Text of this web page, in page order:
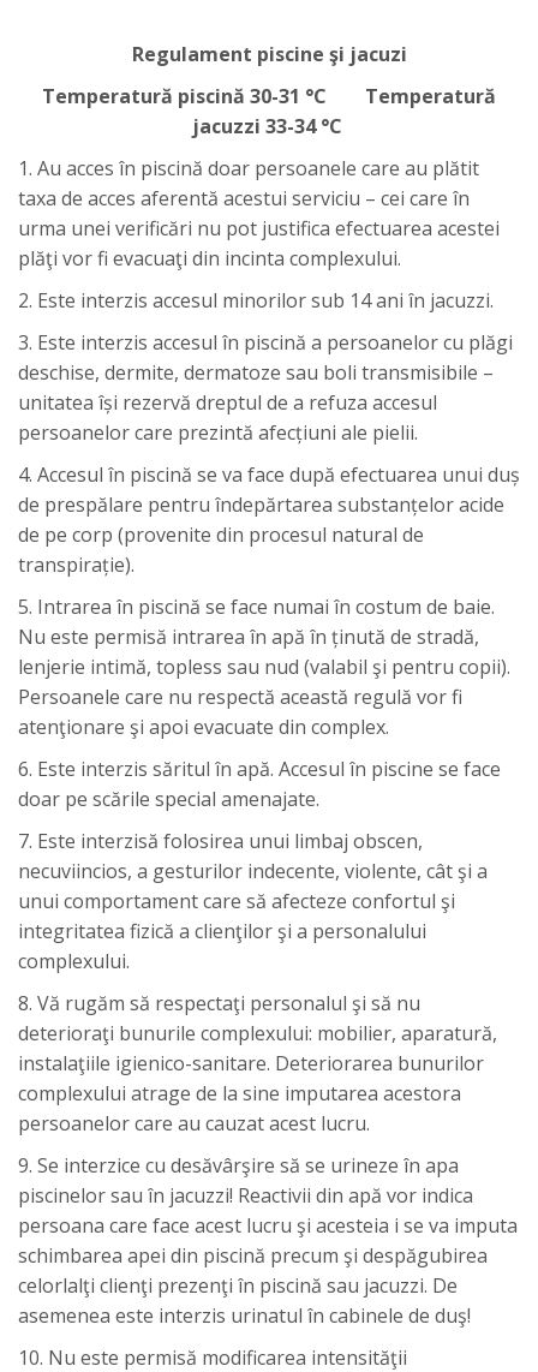
Regulament piscine şi jacuzi
Temperatură piscină 30-31 °C Temperatură
jacuzzi 33-34 °C
1. Au acces în piscină doar persoanele care au plătit
taxa de acces aferentă acestui serviciu – cei care în
urma unei verificări nu pot justifica efectuarea acestei
plăţi vor fi evacuaţi din incinta complexului.
2. Este interzis accesul minorilor sub 14 ani în jacuzzi.
3. Este interzis accesul în piscină a persoanelor cu plăgi
deschise, dermite, dermatoze sau boli transmisibile –
unitatea își rezervă dreptul de a refuza accesul
persoanelor care prezintă afecțiuni ale pielii.
4. Accesul în piscină se va face după efectuarea unui duș
de prespălare pentru îndepărtarea substanțelor acide
de pe corp (provenite din procesul natural de
transpirație).
5. Intrarea în piscină se face numai în costum de baie.
Nu este permisă intrarea în apă în ținută de stradă,
lenjerie intimă, topless sau nud (valabil şi pentru copii).
Persoanele care nu respectă această regulă vor fi
atenţionare şi apoi evacuate din complex.
6. Este interzis săritul în apă. Accesul în piscine se face
doar pe scările special amenajate.
7. Este interzisă folosirea unui limbaj obscen,
necuviincios, a gesturilor indecente, violente, cât şi a
unui comportament care să afecteze confortul şi
integritatea fizică a clienţilor şi a personalului
complexului.
8. Vă rugăm să respectaţi personalul şi să nu
deterioraţi bunurile complexului: mobilier, aparatură,
instalaţiile igienico-sanitare. Deteriorarea bunurilor
complexului atrage de la sine imputarea acestora
persoanelor care au cauzat acest lucru.
9. Se interzice cu desăvârşire să se urineze în apa
piscinelor sau în jacuzzi! Reactivii din apă vor indica
persoana care face acest lucru şi acesteia i se va imputa
schimbarea apei din piscină precum şi despăgubirea
celorlalţi clienţi prezenţi în piscină sau jacuzzi. De
asemenea este interzis urinatul în cabinele de duş!
10. Nu este permisă modificarea intensităţii